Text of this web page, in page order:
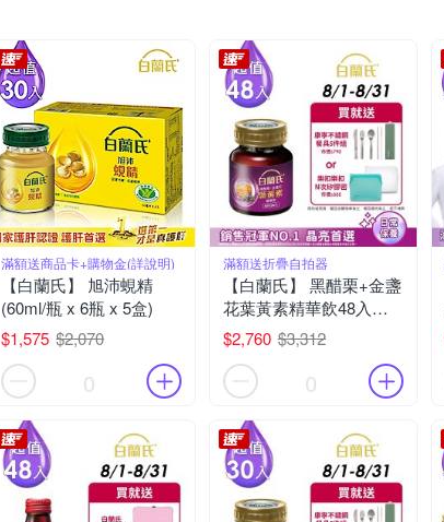
滿額送商品卡+購物金(詳說明)
【白蘭氏】 旭沛蜆精
(60ml/瓶 x 6瓶 x 5盒)
$1,575 $2,070
0
滿額送折疊自拍器
【白蘭氏】 黑醋栗+金盞
花葉黃素精華飲48入
(60ml x 6入 x 8盒)
$2,760 $3,312
0